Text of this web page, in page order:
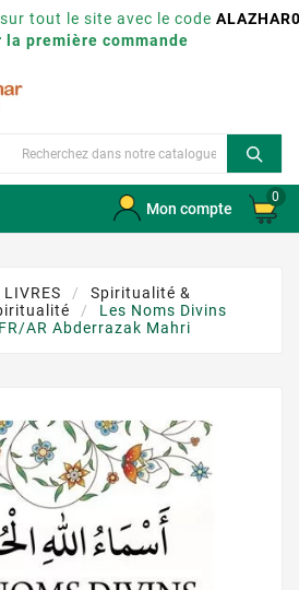
sur tout le site avec le code
la première commande
Mon compte
0
LIVRES
Spiritualité &
Les Noms Divins
AR Abderrazak Mahri